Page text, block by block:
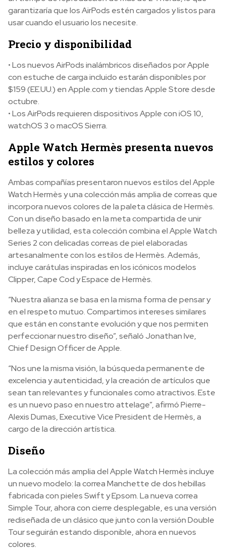
garantizaría que los AirPods estén cargados y listos para
usar cuando el usuario los necesite.
Precio y disponibilidad
• Los nuevos AirPods inalámbricos diseñados por Apple
con estuche de carga incluido estarán disponibles por
$159 (EE.UU.) en Apple.com y tiendas Apple Store desde
octubre.
• Los AirPods requieren dispositivos Apple con iOS 10,
watchOS 3 o macOS Sierra.
Apple Watch Hermès presenta nuevos
estilos y colores
Ambas compañías presentaron nuevos estilos del Apple
Watch Hermès y una colección más amplia de correas que
incorpora nuevos colores de la paleta clásica de Hermès.
Con un diseño basado en la meta compartida de unir
belleza y utilidad, esta colección combina el Apple Watch
Series 2 con delicadas correas de piel elaboradas
artesanalmente con los estilos de Hermès. Además,
incluye carátulas inspiradas en los icónicos modelos
Clipper, Cape Cod y Espace de Hermès.
“Nuestra alianza se basa en la misma forma de pensar y
en el respeto mutuo. Compartimos intereses similares
que están en constante evolución y que nos permiten
perfeccionar nuestro diseño”, señaló Jonathan Ive,
Chief Design Officer de Apple.
“Nos une la misma visión, la búsqueda permanente de
excelencia y autenticidad, y la creación de artículos que
sean tan relevantes y funcionales como atractivos. Este
es un nuevo paso en nuestro attelage”, afirmó Pierre-
Alexis Dumas, Executive Vice President de Hermès, a
cargo de la dirección artística.
Diseño
La colección más amplia del Apple Watch Hermès incluye
un nuevo modelo: la correa Manchette de dos hebillas
fabricada con pieles Swift y Epsom. La nueva correa
Simple Tour, ahora con cierre desplegable, es una versión
rediseñada de un clásico que junto con la versión Double
Tour seguirán estando disponible, ahora en nuevos
colores.